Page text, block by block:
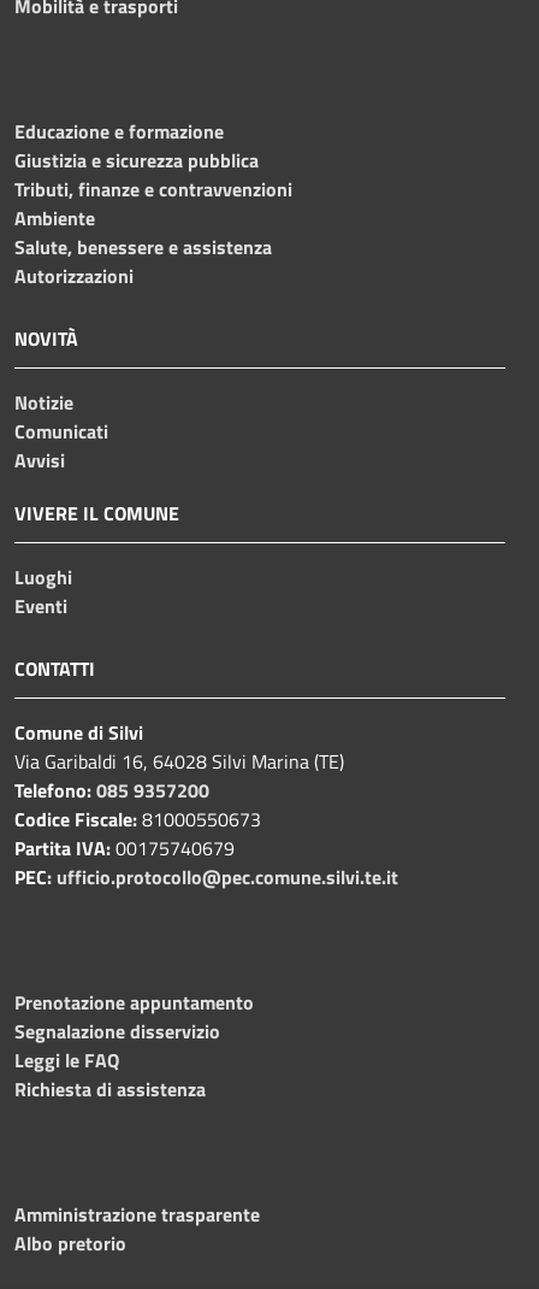
Educazione e formazione
Giustizia e sicurezza pubblica
Tributi, finanze e contravvenzioni
Ambiente
Salute, benessere e assistenza
Autorizzazioni
NOVITÀ
Notizie
Comunicati
Avvisi
VIVERE IL COMUNE
Luoghi
Eventi
CONTATTI
Comune di Silvi
Via Garibaldi 16, 64028 Silvi Marina (TE)
Telefono:085 9357200
Codice Fiscale:81000550673
Partita IVA:00175740679
PEC: ufficio.protocollo@pec.comune.silvi.te.it
Prenotazione appuntamento
Segnalazione disservizio
Leggi le FAQ
Richiesta di assistenza
Amministrazione trasparente
Albo pretorio